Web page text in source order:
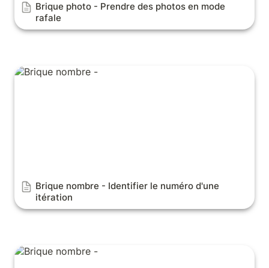
Brique photo - Prendre des photos en mode
rafale
Brique nombre - Identifier le numéro d'une itération
Brique nombre - Identifier le numéro d'une
itération
Brique nombre - La fonction sum